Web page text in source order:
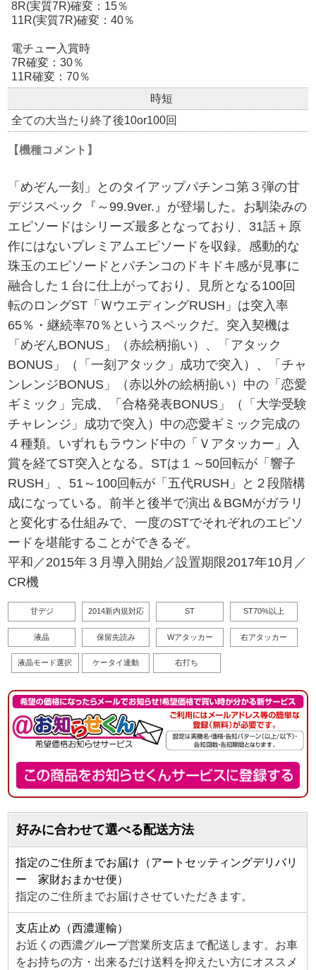
8R(実質7R)確変：15％
11R(実質7R)確変：40％
電チュー入賞時
7R確変：30％
11R確変：70％
時短
全ての大当たり終了後10or100回
【機種コメント】
「めぞん一刻」とのタイアップパチンコ第３弾の甘
デジスペック『～99.9ver.』が登場した。お馴染みの
エピソードはシリーズ最多となっており、31話＋原
作にはないプレミアムエピソードを収録。感動的な
珠玉のエピソードとパチンコのドキドキ感が見事に
融合した１台に仕上がっており、見所となる100回
転のロングST「ＷウエディングRUSH」は突入率
65％・継続率70％というスペックだ。突入契機は
「めぞんBONUS」（赤絵柄揃い）、「アタック
BONUS」（「一刻アタック」成功で突入）、「チャ
ンレンジBONUS」（赤以外の絵柄揃い）中の「恋愛
ギミック」完成、「合格発表BONUS」（「大学受験
チャレンジ」成功で突入）中の恋愛ギミック完成の
４種類。いずれもラウンド中の「Ｖアタッカー」入
賞を経てST突入となる。STは１～50回転が「響子
RUSH」、51～100回転が「五代RUSH」と２段階構
成になっている。前半と後半で演出＆BGMがガラリ
と変化する仕組みで、一度のSTでそれぞれのエピソ
ードを堪能することができるぞ。
平和／2015年３月導入開始／設置期限2017年10月／
CR機
甘デジ 2014新内規対応 ST ST70%以上
液晶 保留先読み Wアタッカー 右アタッカー
液晶モード選択 ケータイ連動 右打ち
好みに合わせて選べる配送方法
指定のご住所までお届け（アートセッティングデリバリ
ー 家財おまかせ便）
指定のご住所までお届けさせていただきます。
支店止め（西濃運輸）
お近くの西濃グループ営業所支店まで配送します。お車
をお持ちの方・出来るだけ送料を抑えたい方にオススメ